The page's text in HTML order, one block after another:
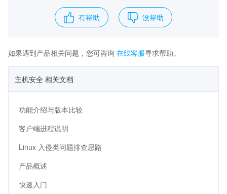
有帮助 没帮助
如果遇到产品相关问题，您可咨询 在线客服寻求帮助。
主机安全 相关文档
功能介绍与版本比较
客户端进程说明
Linux 入侵类问题排查思路
产品概述
快速入门